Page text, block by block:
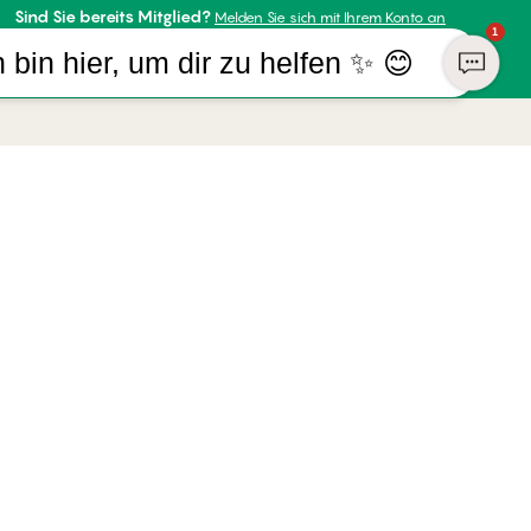
Sind Sie bereits Mitglied? Melden Sie sich mit Ihrem Konto an
1
bin hier, um dir zu helfen ✨ 😊